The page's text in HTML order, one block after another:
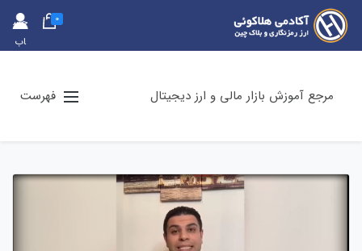
حس
اب
0
مرجع آموزش بازار مالی و ارز دیجیتال فهرست